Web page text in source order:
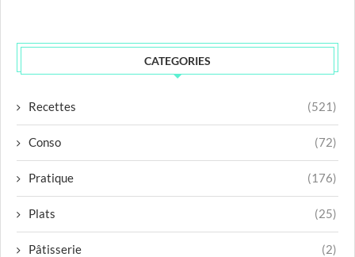
CATEGORIES
Recettes (521)
Conso (72)
Pratique (176)
Plats (25)
Pâtisserie (2)